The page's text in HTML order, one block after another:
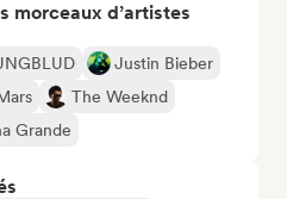
morceaux d’artistes
Justin Bieber
The Weeknd
Grande